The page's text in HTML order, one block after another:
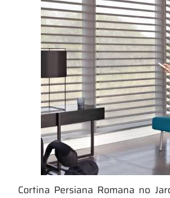
Cortina Persiana Romana no